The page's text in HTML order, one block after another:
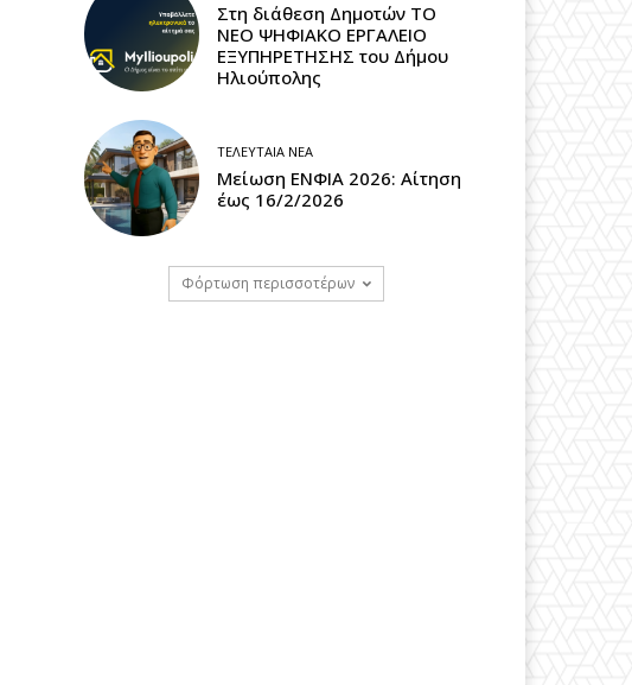
Στη διάθεση Δημοτών ΤΟ
ΝΕΟ ΨΗΦΙΑΚΟ ΕΡΓΑΛΕΙΟ
ΕΞΥΠΗΡΕΤΗΣΗΣ του Δήμου
Ηλιούπολης
ΤΕΛΕΥΤΑΊΑ ΝΈΑ
Μείωση ΕΝΦΙΑ 2026: Αίτηση
έως 16/2/2026
Φόρτωση περισσοτέρων